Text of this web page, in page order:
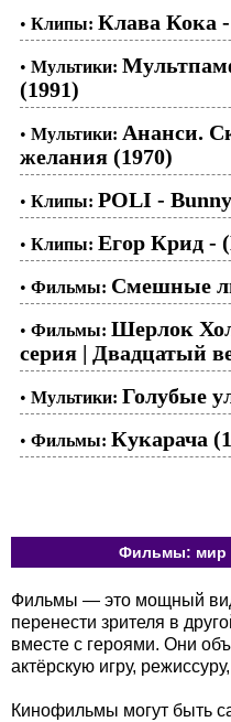
• Клипы: Клава Кока
• Мультики:
(1991)
• Мультики: Ананси.
желания (1970)
• Клипы: POLI -
• Клипы: Егор Крид -
• Фильмы: Смешные
• Фильмы: Шерлок
серия | Двадцатый
• Мультики: Голубые
• Фильмы: Кукарача
Фильмы: мир
Фильмы — это мощный вид
перенести зрителя в
вместе с героями. Они
актёрскую игру,
Кинофильмы могут быть